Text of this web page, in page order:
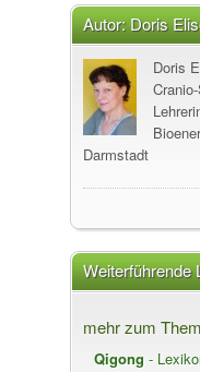
Autor:Doris
Doris
Darmstadt
Weiterführende
mehr zum
Qigong -